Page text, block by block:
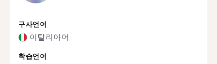
구사언어
이탈리아어
학습언어